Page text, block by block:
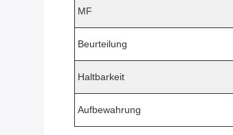
MF
Beurteilung
Haltbarkeit
Aufbewahrung